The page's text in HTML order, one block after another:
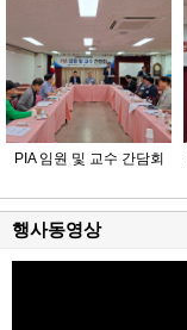
PIA 임원 및 교수 간담회
행사동영상